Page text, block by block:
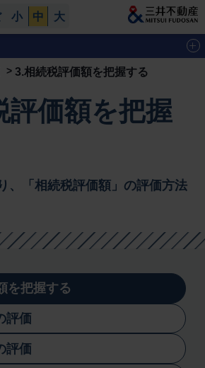
小 中 大
る
必要な手続きを把握する
対策
人暮らしの母の住まい
3.相続税評価額を把握する
評価額を把握
、「相続税評価額」の評価方法
を把握する
評価
評価